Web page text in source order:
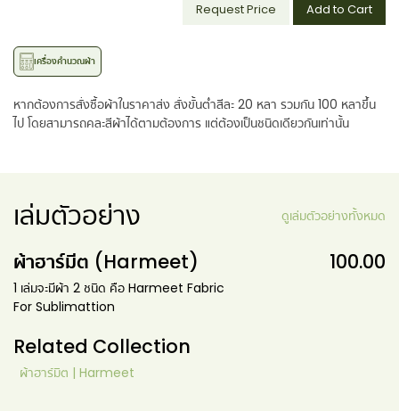
Request Price Add to Cart
เครื่องคำนวณผ้า
หากต้องการสั่งซื้อผ้าในราคาส่ง สั่งขั้นต่ำสีละ 20 หลา รวมกัน 100 หลาขึ้น
ไป โดยสามารถคละสีผ้าได้ตามต้องการ แต่ต้องเป็นชนิดเดียวกันเท่านั้น
เล่มตัวอย่าง ดูเล่มตัวอย่างทั้งหมด
ผ้าฮาร์มีต (Harmeet)
1 เล่มจะมีผ้า 2 ชนิด คือ Harmeet Fabric
For Sublimattion
100.00
Related Collection
ผ้าฮาร์มิต | Harmeet